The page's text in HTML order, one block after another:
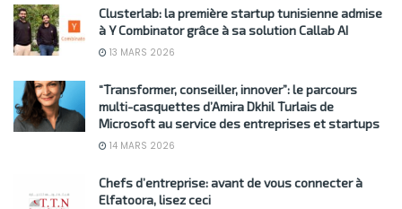
Clusterlab: la première startup tunisienne admise
à Y Combinator grâce à sa solution Callab AI
13 MARS 2026
“Transformer, conseiller, innover”: le parcours
multi-casquettes d’Amira Dkhil Turlais de
Microsoft au service des entreprises et startups
14 MARS 2026
Chefs d’entreprise: avant de vous connecter à
Elfatoora, lisez ceci